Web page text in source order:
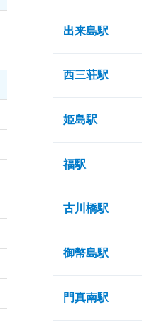
出来島駅
西三荘駅
姫島駅
福駅
古川橋駅
御幣島駅
門真南駅